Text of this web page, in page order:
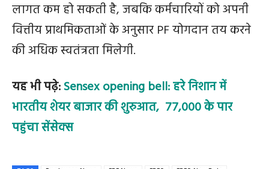
लागत कम हो सकती है, जबकि कर्मचारियों को अपनी
वित्तीय प्राथमिकताओं के अनुसार PF योगदान तय करने
की अधिक स्वतंत्रता मिलेगी.
यह भी पढ़े:Sensex opening bell: हरे निशान में
भारतीय शेयर बाजार की शुरुआत, 77,000 के पार
पहुंचा सेंसेक्स